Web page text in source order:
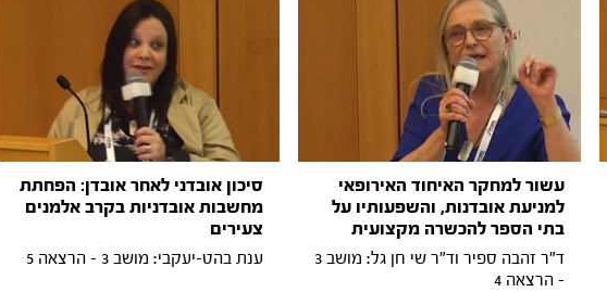
עשור למחקר האיחוד האירופאי
למניעת אובדנות, והשפעותיו על
בתי הספר להכשרה מקצועית
ד"ר זהבה ספיר וד"ר שי חן גל: מושב 3
- הרצאה 4
סיכון אובדני לאחר אובדן: הפחתת
מחשבות אובדניות בקרב אלמנים
צעירים
ענת בהט-יעקבי: מושב 3 - הרצאה 5